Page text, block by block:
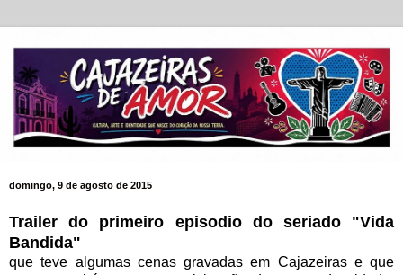
domingo, 9 de agosto de 2015
Trailer do primeiro episodio do seriado "Vida
Bandida"
que teve algumas cenas gravadas em Cajazeiras e que